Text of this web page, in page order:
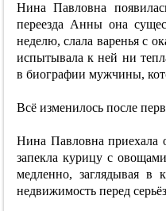
Нина Павловна
переезда Анны она
неделю, слала варенья с
испытывала к ней ни
в биографии мужчины,
Всё изменилось после
Нина Павловна приехала
запекла курицу с
медленно, заглядывая в
недвижимость перед